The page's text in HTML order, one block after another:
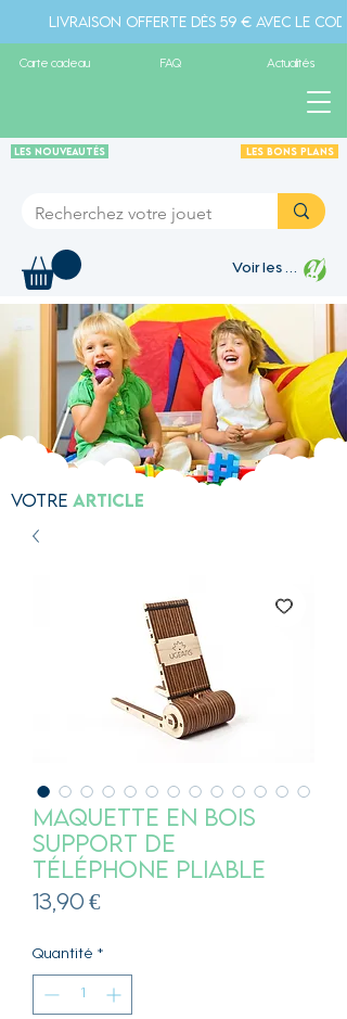
Livraison offerte dès 59 € avec le
Carte cadeau FAQ Actualités
Les Nouveautés Les Bons plans
Voir les points
Votre Article
Maquette en bois
Support de
téléphone pliable
13,90 €Prix
Quantité *